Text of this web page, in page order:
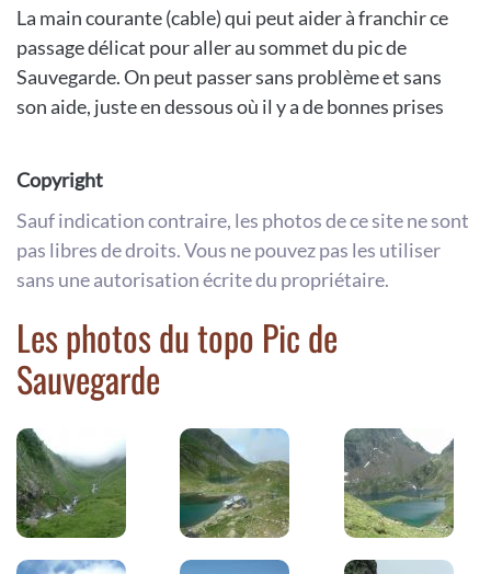
La main courante (cable) qui peut aider à franchir ce
passage délicat pour aller au sommet du pic de
Sauvegarde. On peut passer sans problème et sans
son aide, juste en dessous où il y a de bonnes prises
Copyright
Sauf indication contraire, les photos de ce site ne sont
pas libres de droits. Vous ne pouvez pas les utiliser
sans une autorisation écrite du propriétaire.
Les photos du topo Pic de
Sauvegarde